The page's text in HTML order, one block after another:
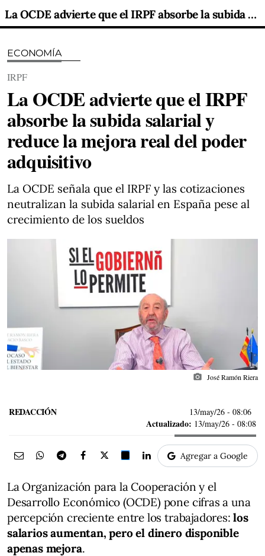
La OCDE advierte que el IRPF absorbe la subida salarial y reduce la mejora real del poder adquisitivo
ECONOMÍA
IRPF
La OCDE advierte que el IRPF
absorbe la subida salarial y
reduce la mejora real del poder
adquisitivo
La OCDE señala que el IRPF y las cotizaciones
neutralizan la subida salarial en España pese al
crecimiento de los sueldos
photo_camera José Ramón Riera
REDACCIÓN 13/may/26 - 08:06
Actualizado: 13/may/26 - 08:08
Agregar a Google
La Organización para la Cooperación y el
Desarrollo Económico (OCDE) pone cifras a una
percepción creciente entre los trabajadores:los
salarios aumentan, pero el dinero disponible
apenas mejora.